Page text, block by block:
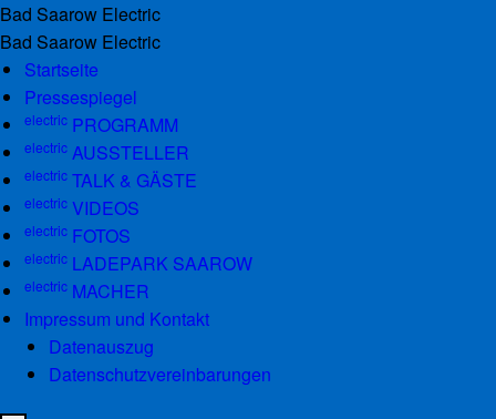
Auch mit dabei – Der Mercedes unter den Elektrischen. |Bad Saarow Electric
Auch mit dabei – Der Mercedes unter den Elektrischen. |Bad Saarow Electric
Skip to contentStartseite
Pressespiegel
electric PROGRAMM
electric AUSSTELLER
electric TALK & GÄSTE
electric VIDEOS
electric FOTOS
electric LADEPARK SAAROW
electric MACHER
Impressum und Kontakt
Datenauszug
Datenschutzvereinbarungen